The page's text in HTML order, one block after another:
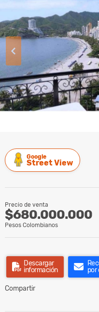
Google
Street View
Precio de venta
$680.000.000
Pesos Colombianos
Descargar
información
por
Compartir